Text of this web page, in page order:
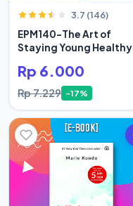
3.7 (146)
EPM140-The Art of
Staying Young Healthy
Rp 6.000
Rp 7.229 -17%